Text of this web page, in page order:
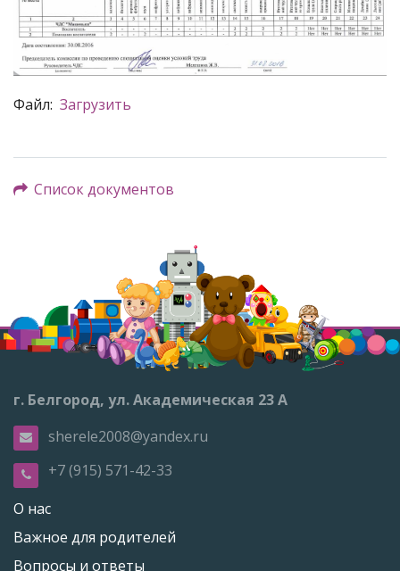
Файл: Загрузить
Список документов
г. Белгород, ул. Академическая 23 А
sherele2008@yandex.ru
+7 (915) 571-42-33
О нас
Важное для родителей
Вопросы и ответы